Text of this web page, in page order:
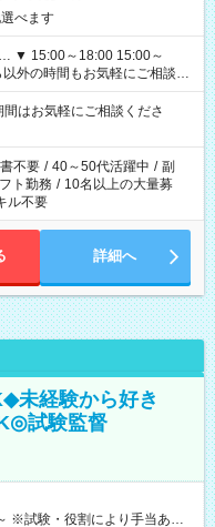
べます
はお気軽にご相談くださ
不要 / 40～50代活躍中 / 副
ト勤務 / 10名以上の大量募
ル不要
詳細へ
未経験から好き
試験監督